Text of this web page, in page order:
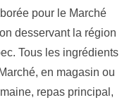
pour le Marché
desservant la région
Tous les ingrédients
en magasin ou
repas principal,